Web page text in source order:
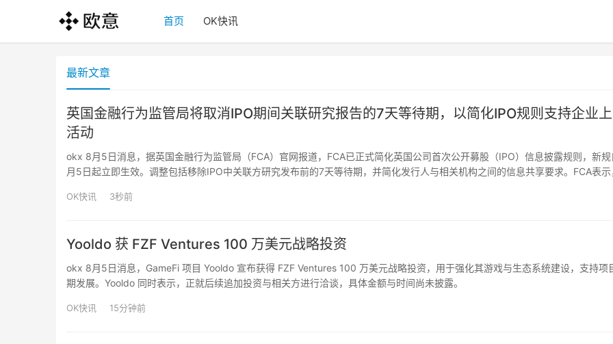
首页 OK快讯
最新文章
英国金融行为监管局将取消IPO期间关联研究报告的7天等待期，以简化IPO规则支持企业
活动
okx 8月5日消息，据英国金融行为监管局（FCA）官网报道，FCA已正式简化英国公司首次公开募股（IPO）信息披露规则，新
月5日起立即生效。调整包括移除IPO中关联方研究发布前的7天等待期，并简化发行人与相关机构之间的信息共享要求。FCA表示
OK快讯 3秒前
Yooldo 获 FZF Ventures 100 万美元战略投资
okx 8月5日消息，GameFi 项目 Yooldo 宣布获得 FZF Ventures 100 万美元战略投资，用于强化其游戏与生态系统建设，支持项
期发展。Yooldo 同时表示，正就后续追加投资与相关方进行洽谈，具体金额与时间尚未披露。
OK快讯 15分钟前